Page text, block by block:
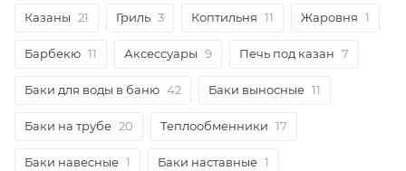
Казаны 21 Гриль 3 Коптильня 11 Жаровня 1
Барбекю 11 Аксессуары 9 Печь под казан 7
Баки для воды в баню 42 Баки выносные 11
Баки на трубе 20 Теплообменники 17
Баки навесные 1 Баки наставные 1